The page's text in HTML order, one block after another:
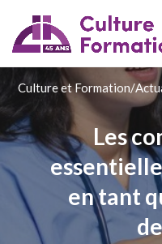
Culture et Formation/
Les
en tant